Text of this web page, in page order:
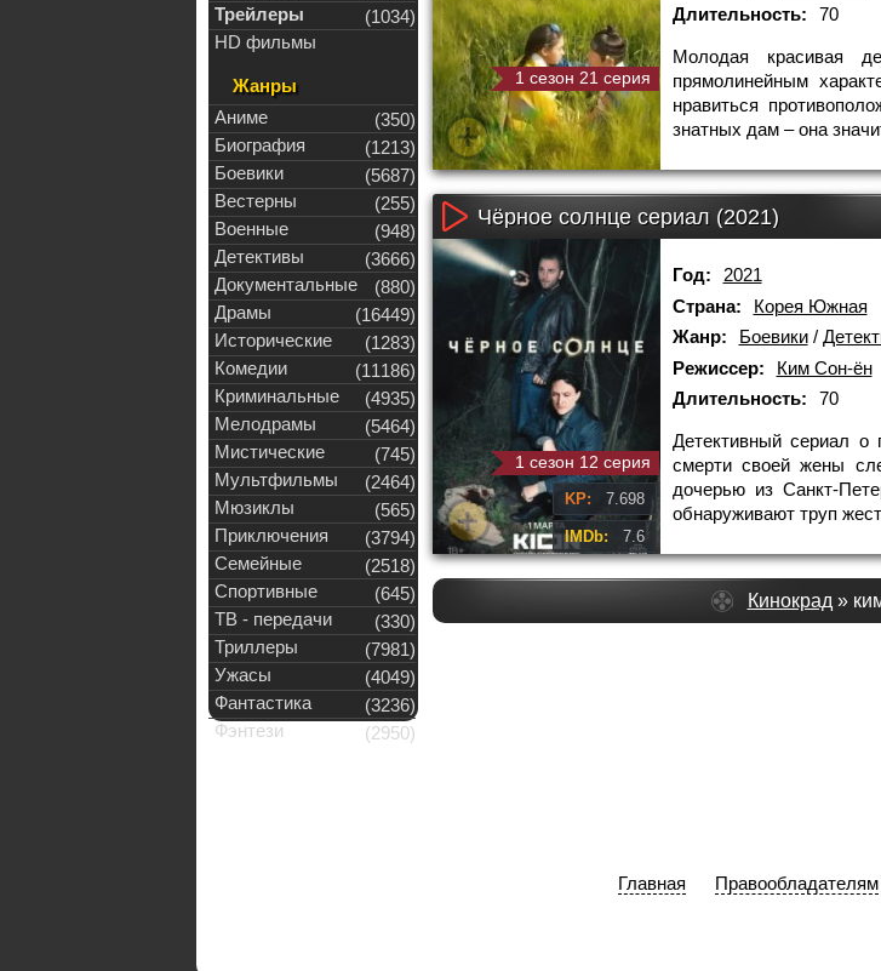
1 сезон 21 серия
Длительность:
70
Молодая красивая
прямолинейным
нравиться
знатных дам – она
Чёрное солнце сериал (2021)
1 сезон 12 серия
KP: 7.698
IMDb: 7.6
Год:
2021
Страна:
Корея Южная
Жанр:
Боевики/
Режиссер:
Ким Сон-ён
Длительность:
70
Детективный сериал
смерти своей жены
дочерью из Санкт-
обнаруживают труп
Кинокрад »
Трейлеры
(1034)
HD фильмы
Жанры
Аниме
(350)
Биография
(1213)
Боевики
(5687)
Вестерны
(255)
Военные
(948)
Детективы
(3666)
Документальные
(880)
Драмы
(16449)
Исторические
(1283)
Комедии
(11186)
Криминальные
(4935)
Мелодрамы
(5464)
Мистические
(745)
Мультфильмы
(2464)
Мюзиклы
(565)
Приключения
(3794)
Семейные
(2518)
Спортивные
(645)
ТВ - передачи
(330)
Триллеры
(7981)
Ужасы
(4049)
Фантастика
(3236)
Фэнтези
(2950)
Главная Правообладателям